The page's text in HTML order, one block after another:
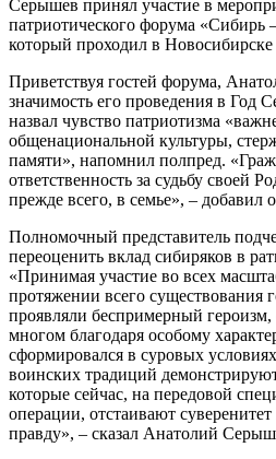
Серышев принял участие в
патриотического форума «Сибирь
который проходил в Новосибирске
Приветствуя гостей форума,
значимость его проведения в Год
назвал чувство патриотизма
общенациональной культуры,
памяти», напомнил полпред.
ответственность за судьбу своей
прежде всего, в семье», – добавил
Полномочный представитель
переоценить вклад сибиряков в
«Принимая участие во всех
протяжении всего существования
проявляли беспримерный героизм,
многом благодаря особому
сформировался в суровых
воинских традиций
которые сейчас, на передовой
операции, отстаивают
правду», – сказал Анатолий